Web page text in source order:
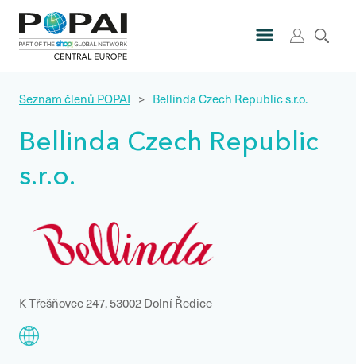
Seznam členů POPAI > Bellinda Czech Republic s.r.o.
Bellinda Czech Republic
s.r.o.
K Třešňovce 247, 53002 Dolní Ředice